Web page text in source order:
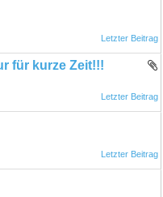
für kurze Zeit!!!